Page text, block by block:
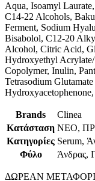
Aqua, Isoamyl
C14-22 Alcohols,
Ferment, Sodium
Bisabolol, C12-20
Alcohol, Citric Acid,
Hydroxyethyl
Copolymer, Inulin,
Tetrasodium
Brands
Clinea
Κατάσταση ΝΕΟ,
Κατηγορίες Serum,
Φύλο
Άνδρας,
ΔΩΡΕΑΝ ΜΕΤΑΦΟΡΙΚΑ